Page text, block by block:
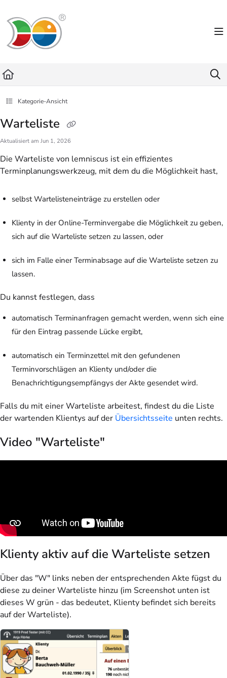
Fetch the complete documentation index at:
Use this file to discover all available pages before exploring further.
Kategorie-Ansicht
Warteliste
Aktualisiert am Jun 1, 2026
Die Warteliste von lemniscus ist ein effizientes
Terminplanungswerkzeug, mit dem du die Möglichkeit hast,
selbst Wartelisteneinträge zu erstellen oder
Klienty in der Online-Terminvergabe die Möglichkeit zu geben,
sich auf die Warteliste setzen zu lassen, oder
sich im Falle einer Terminabsage auf die Warteliste setzen zu
lassen.
Du kannst festlegen, dass
automatisch Terminanfragen gemacht werden, wenn sich eine
für den Eintrag passende Lücke ergibt,
automatisch ein Terminzettel mit den gefundenen
Terminvorschlägen an Klienty und/oder die
Benachrichtigungsempfängys der Akte gesendet wird.
Falls du mit einer Warteliste arbeitest, findest du die Liste
der wartenden Klientys auf der Übersichtsseite unten rechts.
Video "Warteliste"
Klienty aktiv auf die Warteliste setzen
Über das "W" links neben der entsprechenden Akte fügst du
diese zu deiner Warteliste hinzu (im Screenshot unten ist
dieses W grün - das bedeutet, Klienty befindet sich bereits
auf der Warteliste).